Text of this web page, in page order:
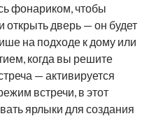
фонариком, чтобы
открыть дверь — он будет
на подходе к дому или
когда вы решите
— активируется
встречи, в этот
ярлыки для создания